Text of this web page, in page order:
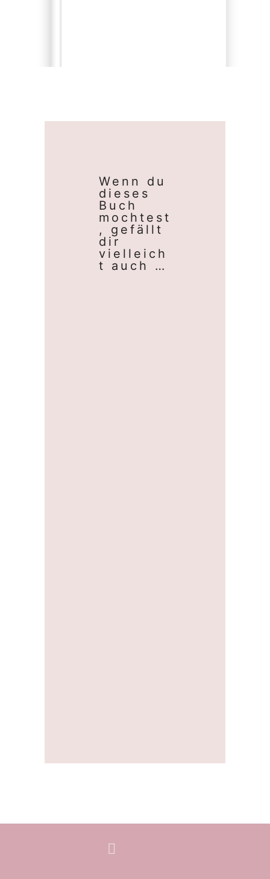
Wenn du
dieses
Buch
mochtest
, gefällt
dir
vielleich
t auch …